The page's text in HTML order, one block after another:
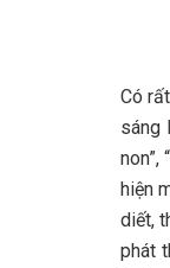
Có
sáng
non”,
hiện
diết,
phát